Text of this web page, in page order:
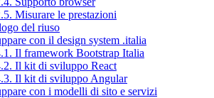
Misurare le prestazioni
del riuso
con il design system .italia
Il framework Bootstrap Italia
Il kit di sviluppo React
Il kit di sviluppo Angular
con i modelli di sito e servizi